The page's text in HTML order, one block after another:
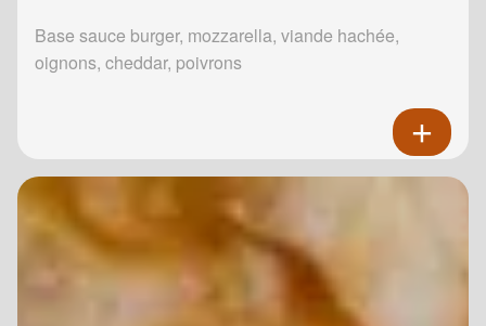
Base sauce burger, mozzarella, viande hachée,
oignons, cheddar, poivrons